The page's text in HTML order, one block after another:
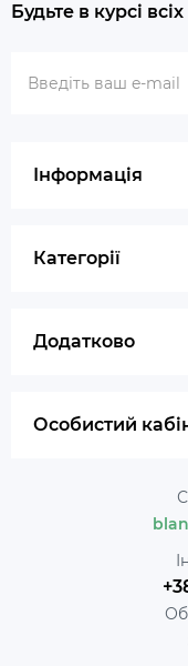
Будьте в курсі
Інформація
Категорії
Додатково
Особистий